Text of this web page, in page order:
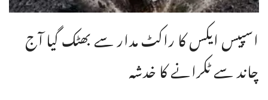
اسپیس ایکس کا راکٹ مدار سے بھٹک گیا آج
چاند سے ٹکرانے کا خدشہ